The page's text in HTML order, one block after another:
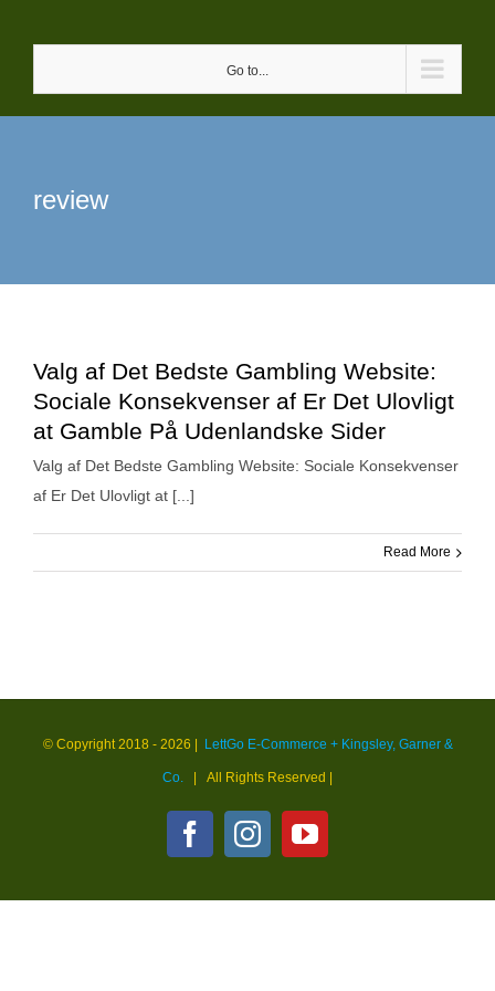
Go to...
review
Valg af Det Bedste Gambling Website:
Sociale Konsekvenser af Er Det Ulovligt
at Gamble På Udenlandske Sider
Valg af Det Bedste Gambling Website: Sociale Konsekvenser
af Er Det Ulovligt at [...]
Read More
© Copyright 2018 - 2026 | LettGo E-Commerce + Kingsley, Garner &
Co. | All Rights Reserved
FacebookInstagramYouTube